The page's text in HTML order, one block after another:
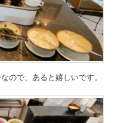
ので、あると嬉しいです。